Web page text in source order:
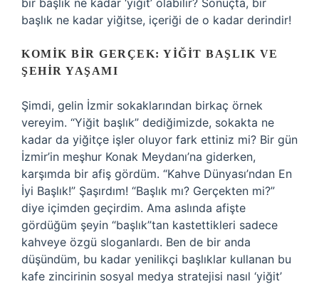
bir başlık ne kadar ‘yiğit’ olabilir? Sonuçta, bir
başlık ne kadar yiğitse, içeriği de o kadar derindir!
KOMIK BIR GERÇEK: YIĞIT BAŞLIK VE
ŞEHIR YAŞAMI
Şimdi, gelin İzmir sokaklarından birkaç örnek
vereyim. “Yiğit başlık” dediğimizde, sokakta ne
kadar da yiğitçe işler oluyor fark ettiniz mi? Bir gün
İzmir’in meşhur Konak Meydanı’na giderken,
karşımda bir afiş gördüm. “Kahve Dünyası’ndan En
İyi Başlık!” Şaşırdım! “Başlık mı? Gerçekten mi?”
diye içimden geçirdim. Ama aslında afişte
gördüğüm şeyin “başlık”tan kastettikleri sadece
kahveye özgü sloganlardı. Ben de bir anda
düşündüm, bu kadar yenilikçi başlıklar kullanan bu
kafe zincirinin sosyal medya stratejisi nasıl ‘yiğit’